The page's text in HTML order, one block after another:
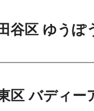
谷区 ゆうぽ
区 バディ